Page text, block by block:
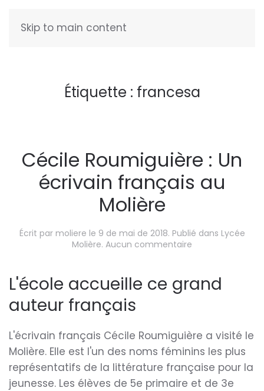
Skip to main content
Étiquette : francesa
Cécile Roumiguière : Un
écrivain français au
Molière
Écrit par moliere le 9 de mai de 2018. Publié dans Lycée
Molière. Aucun commentaire
Una
escritora
Molière
L'école accueille ce grand
auteur français
L'écrivain français Cécile Roumiguière a visité le
Molière. Elle est l'un des noms féminins les plus
représentatifs de la littérature française pour la
jeunesse. Les élèves de 5e primaire et de 3e